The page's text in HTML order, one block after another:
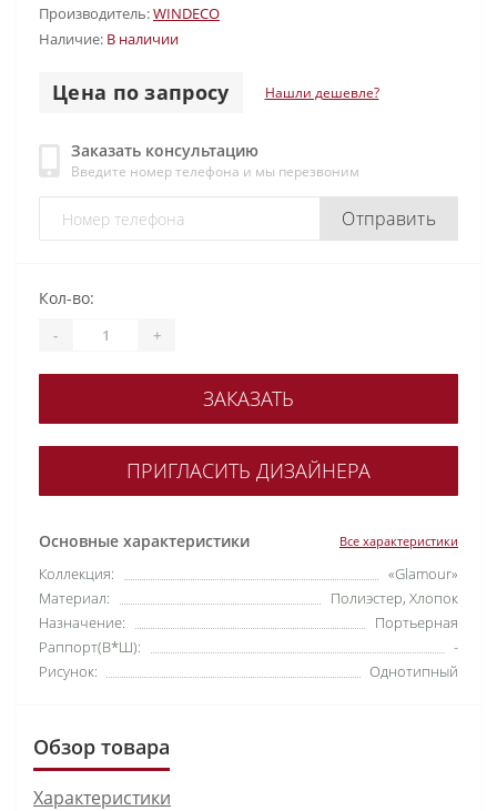
Производитель:WINDECO
Наличие: В наличии
Цена по запросу Нашли дешевле?
Заказать консультацию
Введите номер телефона и мы перезвоним
Отправить
Основные характеристики Все характеристики
Коллекция:
«Glamour»
Материал:
Полиэстер, Хлопок
Назначение:
Портьерная
Раппорт(В*Ш):
-
Рисунок:
Однотипный
Кол-во:
- +
ЗАКАЗАТЬ
ПРИГЛАСИТЬ ДИЗАЙНЕРА
Обзор товара
Характеристики